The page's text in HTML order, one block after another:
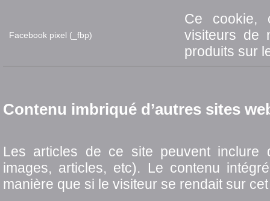
Facebook pixel (_fbp)
Ce cookie,
visiteurs de
produits sur
Contenu imbriqué d’autres sites
Les articles de ce site peuvent inclure
images, articles, etc). Le contenu
manière que si le visiteur se rendait sur